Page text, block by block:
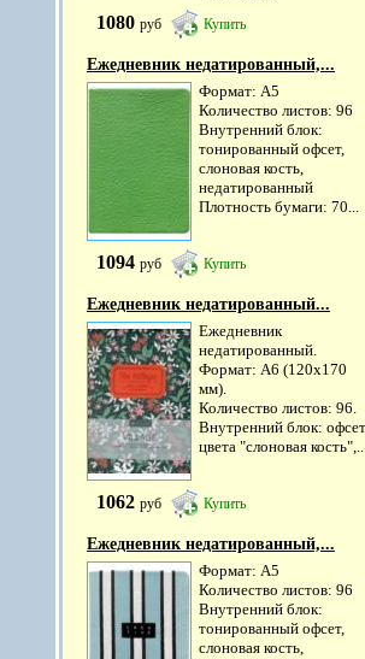
1080 руб Купить
Ежедневник недатированный,...
Формат: А5
Количество листов: 96
Внутренний блок:
тонированный офсет,
слоновая кость,
недатированный
Плотность бумаги: 70...
1094 руб Купить
Ежедневник недатированный...
Ежедневник
недатированный.
Формат: А6 (120х170
мм).
Количество листов: 96.
Внутренний блок: офсет
цвета "слоновая
1062 руб Купить
Ежедневник недатированный,...
Формат: А5
Количество листов: 96
Внутренний блок:
тонированный офсет,
слоновая кость,